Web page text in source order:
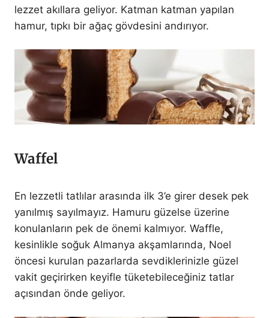
lezzet akıllara geliyor. Katman katman yapılan
hamur, tıpkı bir ağaç gövdesini andırıyor.
Waffel
En lezzetli tatlılar arasında ilk 3’e girer desek pek
yanılmış sayılmayız. Hamuru güzelse üzerine
konulanların pek de önemi kalmıyor. Waffle,
kesinlikle soğuk Almanya akşamlarında, Noel
öncesi kurulan pazarlarda sevdiklerinizle güzel
vakit geçirirken keyifle tüketebileceğiniz tatlar
açısından önde geliyor.